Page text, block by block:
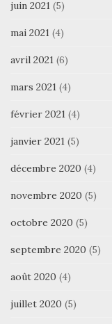
juin 2021 (5)
mai 2021 (4)
avril 2021 (6)
mars 2021 (4)
février 2021 (4)
janvier 2021 (5)
décembre 2020 (4)
novembre 2020 (5)
octobre 2020 (5)
septembre 2020 (5)
août 2020 (4)
juillet 2020 (5)